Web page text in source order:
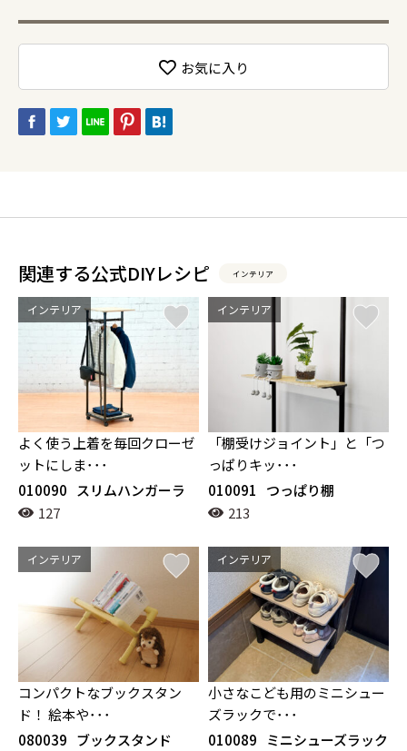
お気に入り
関連する公式DIYレシピ インテリア
インテリア
よく使う上着を毎回クローゼ
ットにしま･･･
010090 スリムハンガーラ
ック127
インテリア
「棚受けジョイント」と「つ
っぱりキッ･･･
010091
つっぱり棚
213
インテリア
コンパクトなブックスタン
ド！ 絵本や･･･
080039 ブックスタンド
インテリア
小さなこども用のミニシュー
ズラックで･･･
010089
ミニシューズラック